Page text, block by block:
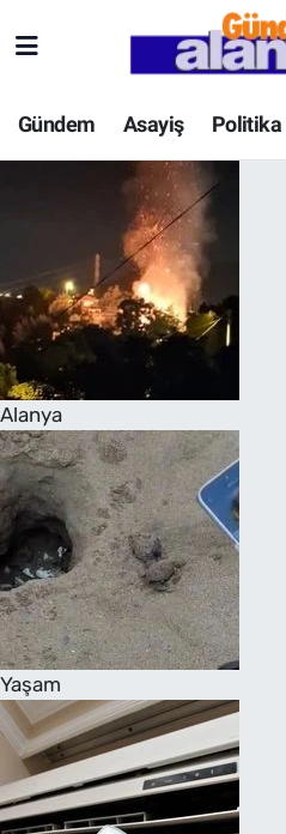
Gündem Asayiş Politika
Alanya
Yaşam